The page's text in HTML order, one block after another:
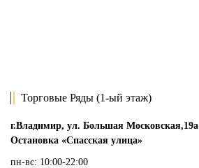
Торговые Ряды (1-ый этаж)
г.Владимир, ул. Большая Московская,19а
Остановка «Спасская улица»
пн-вс: 10:00-22:00